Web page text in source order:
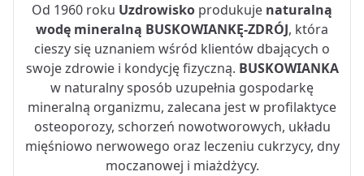
Od 1960 roku Uzdrowisko produkuje naturalną
wodę mineralną BUSKOWIANKĘ-ZDRÓJ, która
cieszy się uznaniem wśród klientów dbających o
swoje zdrowie i kondycję fizyczną. BUSKOWIANKA
w naturalny sposób uzupełnia gospodarkę
mineralną organizmu, zalecana jest w profilaktyce
osteoporozy, schorzeń nowotworowych, układu
mięśniowo nerwowego oraz leczeniu cukrzycy, dny
moczanowej i miażdżycy.